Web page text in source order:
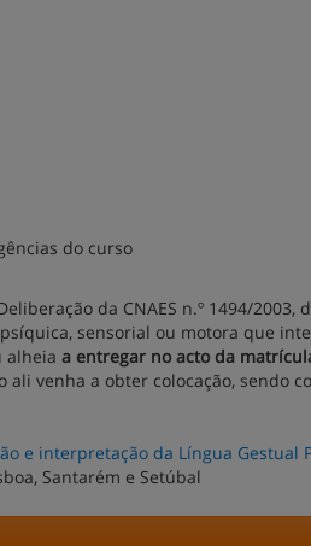
do curso
da CNAES n.º 1494/2003,
sensorial ou motora que
alheia a entregar no acto da
venha a obter colocação, sendo
e interpretação da Língua Gestual
Santarém e Setúbal